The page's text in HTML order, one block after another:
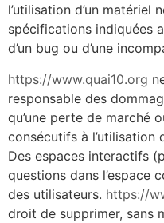
l’utilisation d’un matériel
spécifications indiquées
d’un bug ou d’une
https://www.quai10.org
responsable des
qu’une perte de marché
consécutifs à l’utilisation
Des espaces interactifs
questions dans l’espace
des utilisateurs. https://
droit de supprimer, sans